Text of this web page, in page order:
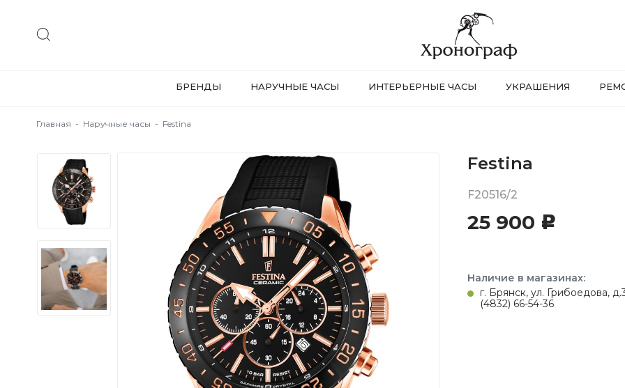
БРЕНДЫ НАРУЧНЫЕ ЧАСЫ ИНТЕРЬЕРНЫЕ ЧАСЫ УКРАШЕНИЯ
Главная - Наручные часы - Festina
Festina
F20516/2
25 900 c
Наличие в магазинах:
г. Брянск, ул. Грибоедова,
(4832) 66-54-36